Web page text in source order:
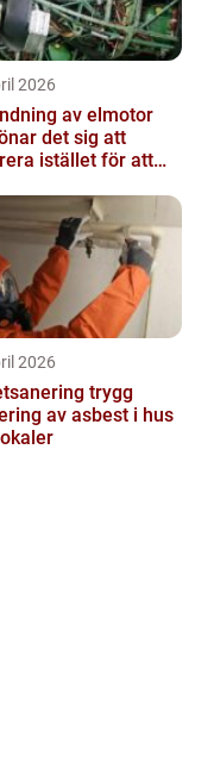
2026
av elmotor
det sig att
istället för att
2026
trygg
av asbest i hus